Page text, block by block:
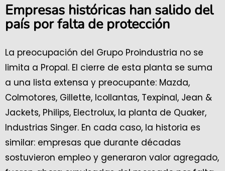
Empresas históricas han salido del
país por falta de protección
La preocupación del Grupo Proindustria no se
limita a Propal. El cierre de esta planta se suma
a una lista extensa y preocupante: Mazda,
Colmotores, Gillette, Icollantas, Texpinal, Jean &
Jackets, Philips, Electrolux, la planta de Quaker,
Industrias Singer. En cada caso, la historia es
similar: empresas que durante décadas
sostuvieron empleo y generaron valor agregado,